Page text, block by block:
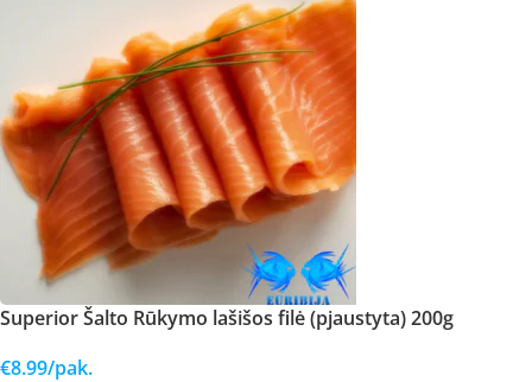
Superior Šalto Rūkymo lašišos filė (pjaustyta) 200g
€8.99/pak.